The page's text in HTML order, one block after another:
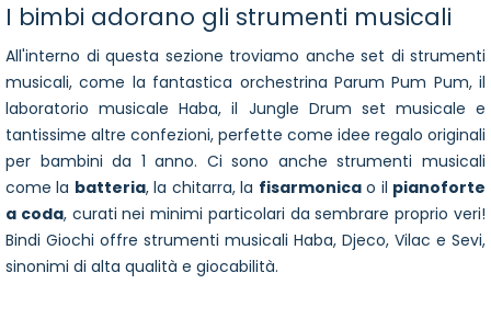
I bimbi adorano gli strumenti musicali
All'interno di questa sezione troviamo anche set di strumenti
musicali, come la fantastica orchestrina Parum Pum Pum, il
laboratorio musicale Haba, il Jungle Drum set musicale e
tantissime altre confezioni, perfette come idee regalo originali
per bambini da 1 anno. Ci sono anche strumenti musicali
come la batteria, la chitarra, la fisarmonicao il pianoforte
a coda, curati nei minimi particolari da sembrare proprio veri!
Bindi Giochi offre strumenti musicali Haba, Djeco, Vilac e Sevi,
sinonimi di alta qualità e giocabilità.